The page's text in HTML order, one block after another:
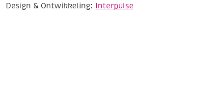
Design & Ontwikkeling: Interpulse